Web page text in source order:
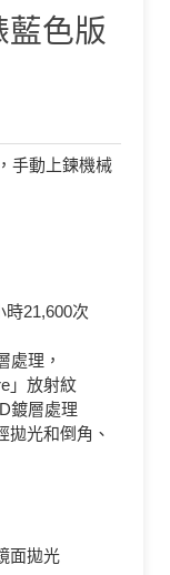
藍色版
手動上鍊機械
時21,600次
處理，
」放射紋
鍍層處理
拋光和倒角、
面拋光